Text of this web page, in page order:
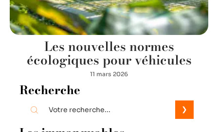
Les nouvelles normes
écologiques pour véhicules
11 mars 2026
Recherche